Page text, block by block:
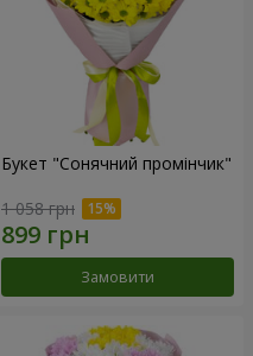
Букет "Сонячний промінчик"
1 058 грн
Замовити